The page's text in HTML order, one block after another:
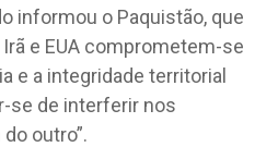
informou o Paquistão, que
e EUA comprometem-se
e a integridade territorial
se de interferir nos
outro”.